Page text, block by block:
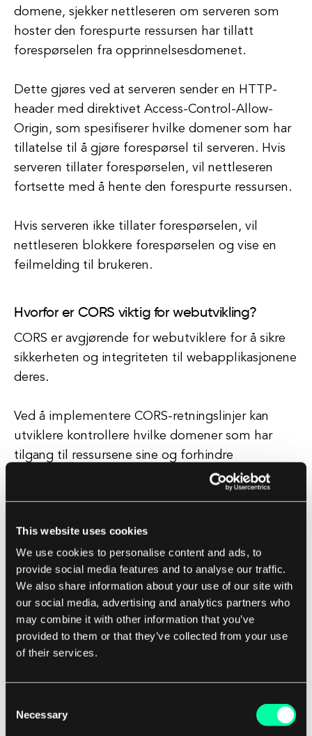
This website uses cookies
We use cookies to personalise content and ads, to
provide social media features and to analyse our traffic.
We also share information about your use of our site with
our social media, advertising and analytics partners who
may combine it with other information that you’ve
provided to them or that they’ve collected from your use
of their services.
Selection
Necessary
domene, sjekker nettleseren om serveren som
hoster den forespurte ressursen har tillatt
forespørselen fra opprinnelsesdomenet.
Dette gjøres ved at serveren sender en HTTP-
header med direktivet Access-Control-Allow-
Origin, som spesifiserer hvilke domener som har
tillatelse til å gjøre forespørsel til serveren. Hvis
serveren tillater forespørselen, vil nettleseren
fortsette med å hente den forespurte ressursen.
Hvis serveren ikke tillater forespørselen, vil
nettleseren blokkere forespørselen og vise en
feilmelding til brukeren.
Hvorfor er CORS viktig for webutvikling?
CORS er avgjørende for webutviklere for å sikre
sikkerheten og integriteten til webapplikasjonene
deres.
Ved å implementere CORS-retningslinjer kan
utviklere kontrollere hvilke domener som har
tilgang til ressursene sine og forhindre
uautorisert tilgang til sensitiv informasjon. I
tillegg lar CORS utviklere bygge mer interaktive
cross-origin forespørsel for ressurser som APIer,
skrifttyper og bilder.
Denne funksjonaliteten er avgjørende for å skape
sømløse brukeropplevelser og integrere
tredjepartstjenester i webapplikasjoner.
Beste praksis for implementering av CORS
webapplikasjoner, bør utviklere følge beste